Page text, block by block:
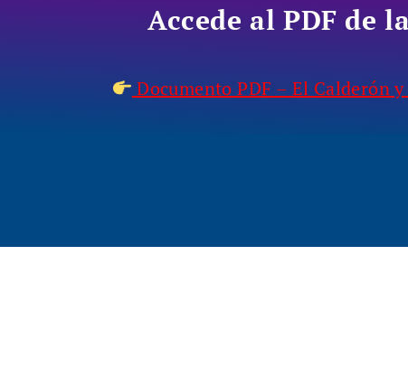
Accede al PDF de
Documento PDF – El Calderón